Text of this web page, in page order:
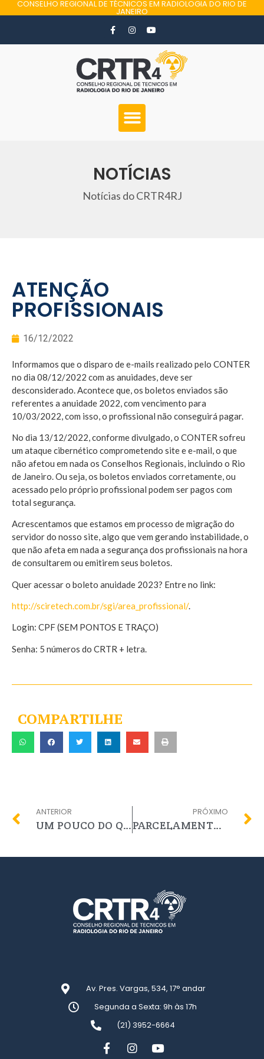
CONSELHO REGIONAL DE TÉCNICOS EM RADIOLOGIA DO RIO DE
JANEIRO
NOTÍCIAS
Notícias do CRTR4RJ
ATENÇÃO
PROFISSIONAIS
16/12/2022
Informamos que o disparo de e-mails realizado pelo CONTER
no dia 08/12/2022 com as anuidades, deve ser
desconsiderado. Acontece que, os boletos enviados são
referentes a anuidade 2022, com vencimento para
10/03/2022, com isso, o profissional não conseguirá pagar.
No dia 13/12/2022, conforme divulgado, o CONTER sofreu
um ataque cibernético comprometendo site e e-mail, o que
não afetou em nada os Conselhos Regionais, incluindo o Rio
de Janeiro. Ou seja, os boletos enviados corretamente, ou
acessado pelo próprio profissional podem ser pagos com
total segurança.
Acrescentamos que estamos em processo de migração do
servidor do nosso site, algo que vem gerando instabilidade, o
que não afeta em nada a segurança dos profissionais na hora
de consultarem ou emitirem seus boletos.
Quer acessar o boleto anuidade 2023? Entre no link:
http://sciretech.com.br/sgi/area_profissional/.
Login: CPF (SEM PONTOS E TRAÇO)
Senha: 5 números do CRTR + letra.
COMPARTILHE
ANTERIOR
UM POUCO DO QUE ROLOU NO VII SIMPÓSIO CARIOCA DE RADIOLOGIA
PRÓXIMO
PARCELAMENTO ANUIDADE 2023 DISPONÍVEL
Av. Pres. Vargas, 534, 17° andar
Segunda a Sexta: 9h às 17h
(21) 3952-6664